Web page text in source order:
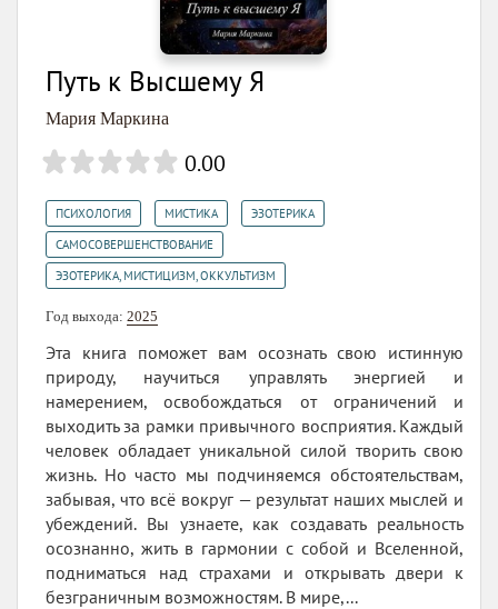
Путь к Высшему Я
Мария Маркина
0.00
ПСИХОЛОГИЯ МИСТИКА ЭЗОТЕРИКА
САМОСОВЕРШЕНСТВОВАНИЕ
ЭЗОТЕРИКА, МИСТИЦИЗМ, ОККУЛЬТИЗМ
Год выхода: 2025
Эта книга поможет вам осознать свою истинную
природу, научиться управлять энергией и
намерением, освобождаться от ограничений и
выходить за рамки привычного восприятия. Каждый
человек обладает уникальной силой творить свою
жизнь. Но часто мы подчиняемся обстоятельствам,
забывая, что всё вокруг — результат наших мыслей и
убеждений. Вы узнаете, как создавать реальность
осознанно, жить в гармонии с собой и Вселенной,
подниматься над страхами и открывать двери к
безграничным возможностям. В мире,...